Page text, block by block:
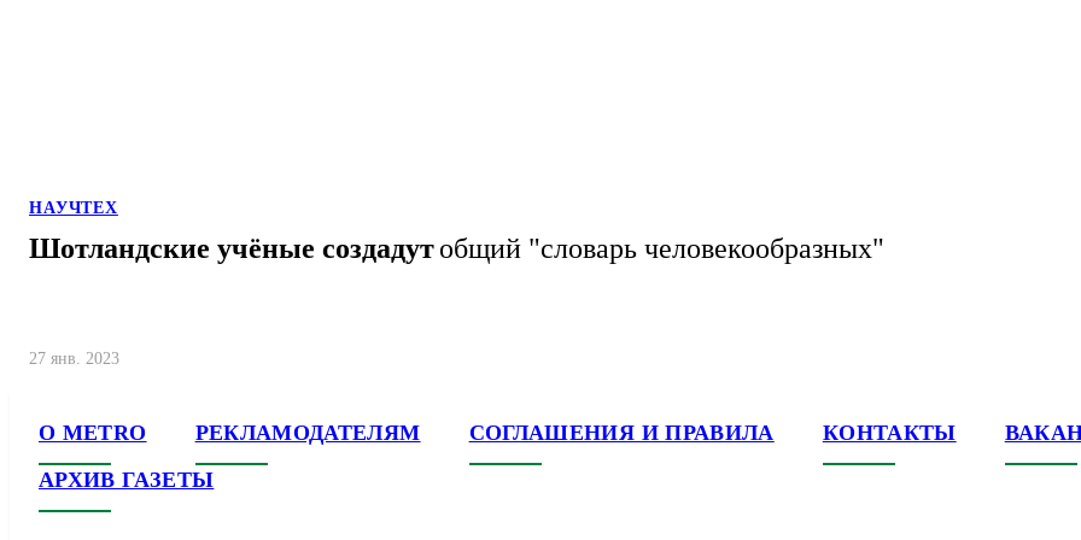
НАУЧТЕХ
Шотландские учёные создадутобщий "словарь человекообразных"
27 янв. 2023
О METRO РЕКЛАМОДАТЕЛЯМ СОГЛАШЕНИЯ И ПРАВИЛА КОНТАКТЫ
АРХИВ ГАЗЕТЫ